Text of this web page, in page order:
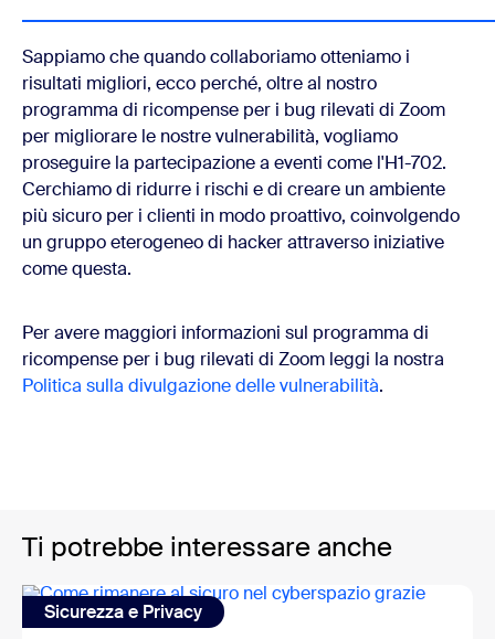
Sappiamo che quando collaboriamo otteniamo i
risultati migliori, ecco perché, oltre al nostro
programma di ricompense per i bug rilevati di Zoom
per migliorare le nostre vulnerabilità, vogliamo
proseguire la partecipazione a eventi come l'H1-702.
Cerchiamo di ridurre i rischi e di creare un ambiente
più sicuro per i clienti in modo proattivo, coinvolgendo
un gruppo eterogeneo di hacker attraverso iniziative
come questa.
Per avere maggiori informazioni sul programma di
ricompense per i bug rilevati di Zoom leggi la nostra
Politica sulla divulgazione delle vulnerabilità.
Ti potrebbe interessare anche
Sicurezza e Privacy